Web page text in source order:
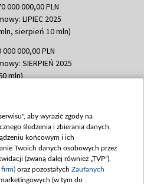
000 000,00 PLN
LIPIEC 2025
sierpień 10 mln)
000,00 PLN
SIERPIEŃ 2025
mln)
051,21 PLN
mln, październik 350
000,00 PLN
GRUDZIEŃ 2025
mln)
aby wyrazić zgody na
śledzenia i zbierania danych,
końcowym i ich
Twoich danych osobowych przez
(zwaną dalej również „TVP”),
firm) oraz pozostałych Zaufanych
marketingowych (w tym do